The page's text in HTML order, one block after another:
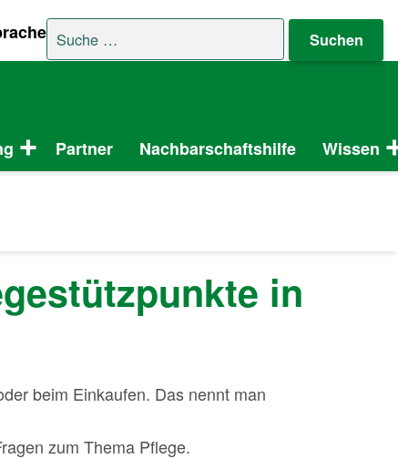
Suche nach:
Partner Nachbarschaftshilfe Wissen
in
beim Einkaufen. Das nennt man
zum Thema Pflege.